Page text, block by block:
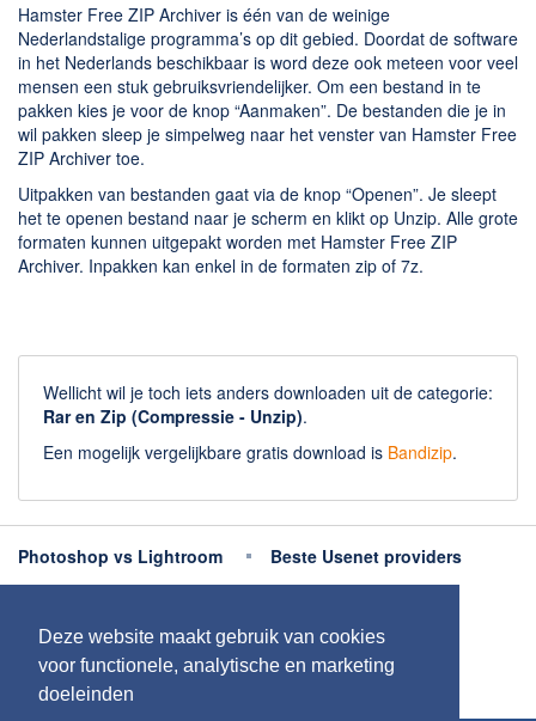
Deze website maakt gebruik van cookies
voor functionele, analytische en marketing
doeleinden
Planning en organisatie
Tekst en Administratie
Overige
Algemeen
Chatten en bellen
Dating apps
Parkeer apps
Webbrowsers
Hamster Free ZIP Archiver is één van de weinige
Nederlandstalige programma’s op dit gebied. Doordat de software
in het Nederlands beschikbaar is word deze ook meteen voor veel
mensen een stuk gebruiksvriendelijker. Om een bestand in te
pakken kies je voor de knop “Aanmaken”. De bestanden die je in
wil pakken sleep je simpelweg naar het venster van Hamster Free
ZIP Archiver toe.
Uitpakken van bestanden gaat via de knop “Openen”. Je sleept
het te openen bestand naar je scherm en klikt op Unzip. Alle grote
formaten kunnen uitgepakt worden met Hamster Free ZIP
Archiver. Inpakken kan enkel in de formaten zip of 7z.
Wellicht wil je toch iets anders downloaden uit de categorie:
Rar en Zip (Compressie - Unzip).
Een mogelijk vergelijkbare gratis download is Bandizip.
Photoshop vs Lightroom
Beste Usenet providers
Meer uitleg